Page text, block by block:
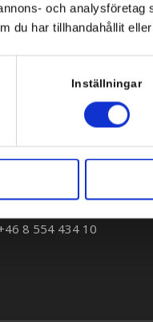
och
du har tillhandahållit
Inställningar
2
Stockholm
8 554 434 10